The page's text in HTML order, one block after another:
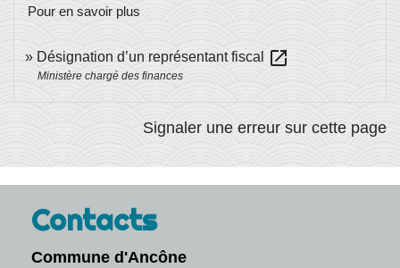
Pour en savoir plus
Désignation d’un représentant fiscal open_in_new
Ministère chargé des finances
Signaler une erreur sur cette page
Contacts
Commune d'Ancône